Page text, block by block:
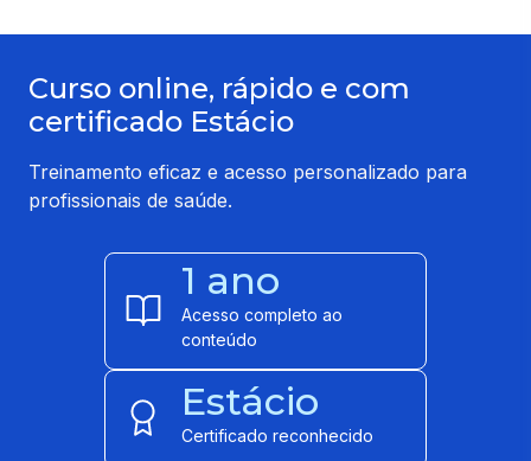
Curso online, rápido e com
certificado Estácio
Treinamento eficaz e acesso personalizado para
profissionais de saúde.
1 ano
Acesso completo ao
conteúdo
Estácio
Certificado reconhecido